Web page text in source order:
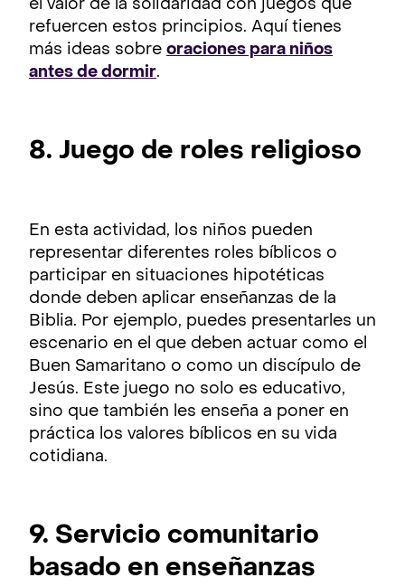
el valor de la solidaridad con juegos que
refuercen estos principios. Aquí tienes
más ideas sobre oraciones para niños
antes de dormir.
8. Juego de roles religioso
En esta actividad, los niños pueden
representar diferentes roles bíblicos o
participar en situaciones hipotéticas
donde deben aplicar enseñanzas de la
Biblia. Por ejemplo, puedes presentarles un
escenario en el que deben actuar como el
Buen Samaritano o como un discípulo de
Jesús. Este juego no solo es educativo,
sino que también les enseña a poner en
práctica los valores bíblicos en su vida
cotidiana.
9. Servicio comunitario
basado en enseñanzas